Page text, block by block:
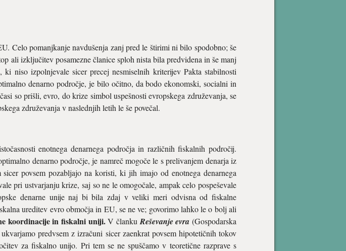
Celo pomanjkanje navdušenja zanj pred le štirimi ni bilo spodobno; še
ali izključitev posamezne članice sploh nista bila predvidena in še manj
niso izpolnjevale sicer precej nesmiselnih kriterijev Pakta stabilnosti
denarno področje, je bilo očitno, da bodo ekonomski, socialni in
so prišli, evro, do krize simbol uspešnosti evropskega združevanja, se
združevanja v naslednjih letih le še povečal.
enotnega denarnega področja in različnih fiskalnih področij.
denarno področje, je namreč mogoče le s prelivanjem denarja iz
povsem pozabljajo na koristi, ki jih imajo od enotnega denarnega
pri ustvarjanju krize, saj so ne le omogočale, ampak celo pospeševale
denarne unije naj bi bila zdaj v veliki meri odvisna od fiskalne
ureditev evro območja in EU, se ne ve; govorimo lahko le o bolj ali
koordinacije in fiskalni uniji.V članku Reševanje evra (Gospodarska
predvsem z izračuni sicer zaenkrat povsem hipotetičnih tokov
za fiskalno unijo. Pri tem se ne spuščamo v teoretične razprave s